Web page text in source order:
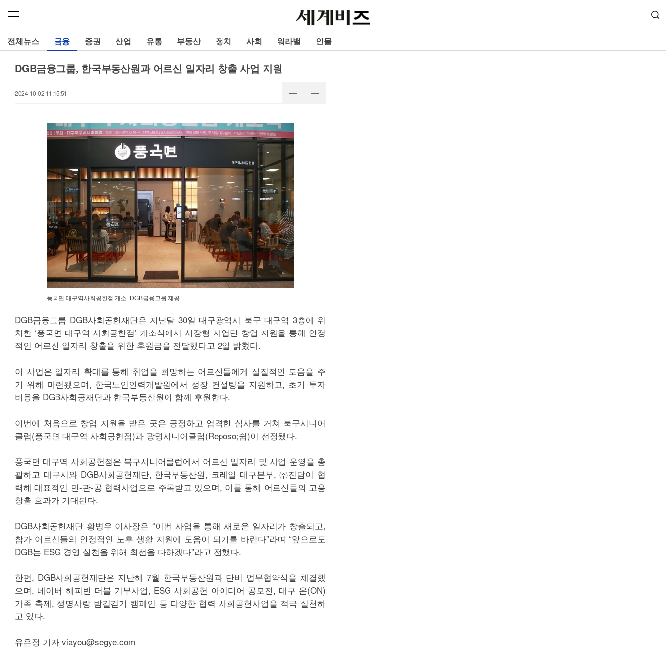
메
열
기
전체뉴스 금융 증권 산업 유통 부동산 정치 사회 워라밸 인물
DGB금융그룹, 한국부동산원과 어르신 일자리 창출 사업 지원
2024-10-02 11:15:51
풍국면 대구역사회공헌점 개소. DGB금융그룹 제공
DGB금융그룹 DGB사회공헌재단은 지난달 30일 대구광역시 북구 대구역 3층에 위
치한 ‘풍국면 대구역 사회공헌점’ 개소식에서 시장형 사업단 창업 지원을 통해 안정
적인 어르신 일자리 창출을 위한 후원금을 전달했다고 2일 밝혔다.
이 사업은 일자리 확대를 통해 취업을 희망하는 어르신들에게 실질적인 도움을 주
기 위해 마련됐으며, 한국노인인력개발원에서 성장 컨설팅을 지원하고, 초기 투자
비용을 DGB사회공재단과 한국부동산원이 함께 후원한다.
이번에 처음으로 창업 지원을 받은 곳은 공정하고 엄격한 심사를 거쳐 북구시니어
클럽(풍국면 대구역 사회공헌점)과 광명시니어클럽(Reposo;쉼)이 선정됐다.
풍국면 대구역 사회공헌점은 북구시니어클럽에서 어르신 일자리 및 사업 운영을 총
괄하고 대구시와 DGB사회공헌재단, 한국부동산원, 코레일 대구본부, ㈜진담이 협
력해 대표적인 민-관-공 협력사업으로 주목받고 있으며, 이를 통해 어르신들의 고용
창출 효과가 기대된다.
DGB사회공헌재단 황병우 이사장은 “이번 사업을 통해 새로운 일자리가 창출되고,
참가 어르신들의 안정적인 노후 생활 지원에 도움이 되기를 바란다”라며 “앞으로도
DGB는 ESG 경영 실천을 위해 최선을 다하겠다”라고 전했다.
한편, DGB사회공헌재단은 지난해 7월 한국부동산원과 단비 업무협약식을 체결했
으며, 네이버 해피빈 더블 기부사업, ESG 사회공헌 아이디어 공모전, 대구 온(ON)
가족 축제, 생명사랑 밤길걷기 캠페인 등 다양한 협력 사회공헌사업을 적극 실천하
고 있다.
유은정 기자 viayou@segye.com